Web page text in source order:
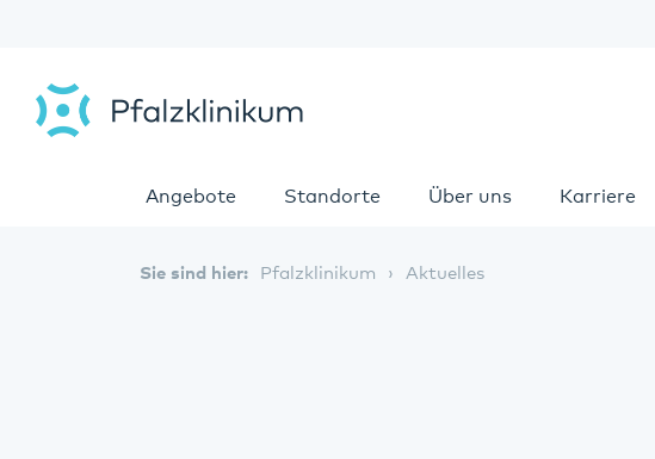
Angebote Standorte Über uns Karriere
Sie sind hier: Pfalzklinikum Aktuelles